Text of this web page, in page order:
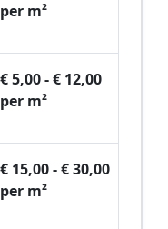
per m²
€ 5,00 - € 12,00
per m²
€ 15,00 - € 30,00
per m²